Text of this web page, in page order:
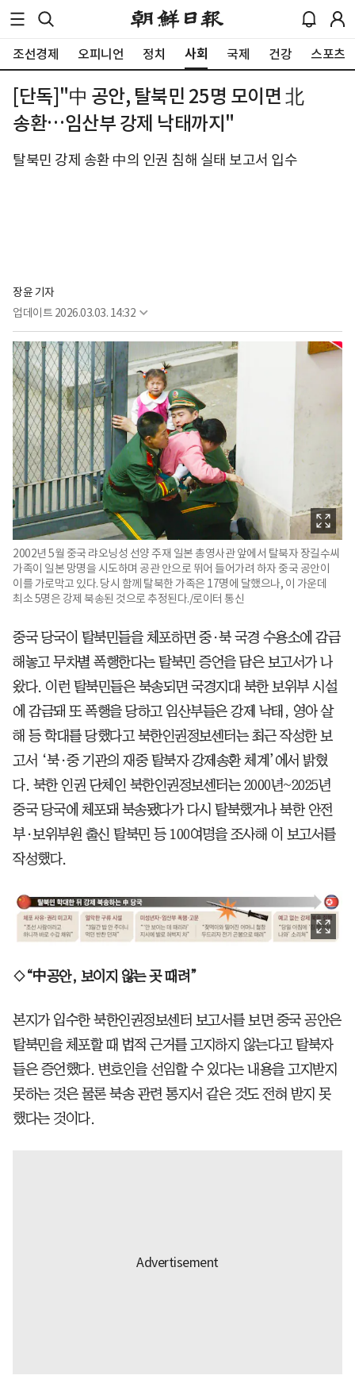
조선경제 오피니언 정치 사회 국제 건강 스포츠
[단독]"中 공안, 탈북민 25명 모이면 北
송환…임산부 강제 낙태까지"
탈북민 강제 송환 中의 인권 침해 실태 보고서 입수
장윤 기자
업데이트 2026.03.03. 14:32
2002년 5월 중국 랴오닝성 선양 주재 일본 총영사관 앞에서 탈북자 장길수씨
가족이 일본 망명을 시도하며 공관 안으로 뛰어 들어가려 하자 중국 공안이
이를 가로막고 있다. 당시 함께 탈북한 가족은 17명에 달했으나, 이 가운데
최소 5명은 강제 북송된 것으로 추정된다./로이터 통신
중국 당국이 탈북민들을 체포하면 중·북 국경 수용소에 감금
해놓고 무차별 폭행한다는 탈북민 증언을 담은 보고서가 나
왔다. 이런 탈북민들은 북송되면 국경지대 북한 보위부 시설
에 감금돼 또 폭행을 당하고 임산부들은 강제 낙태, 영아 살
해 등 학대를 당했다고 북한인권정보센터는 최근 작성한 보
고서 ‘북·중 기관의 재중 탈북자 강제송환 체계’에서 밝혔
다. 북한 인권 단체인 북한인권정보센터는 2000년~2025년
중국 당국에 체포돼 북송됐다가 다시 탈북했거나 북한 안전
부·보위부원 출신 탈북민 등 100여명을 조사해 이 보고서를
작성했다.
◇“中공안, 보이지 않는 곳 때려”
본지가 입수한 북한인권정보센터 보고서를 보면 중국 공안은
탈북민을 체포할 때 법적 근거를 고지하지 않는다고 탈북자
들은 증언했다. 변호인을 선임할 수 있다는 내용을 고지받지
못하는 것은 물론 북송 관련 통지서 같은 것도 전혀 받지 못
했다는 것이다.